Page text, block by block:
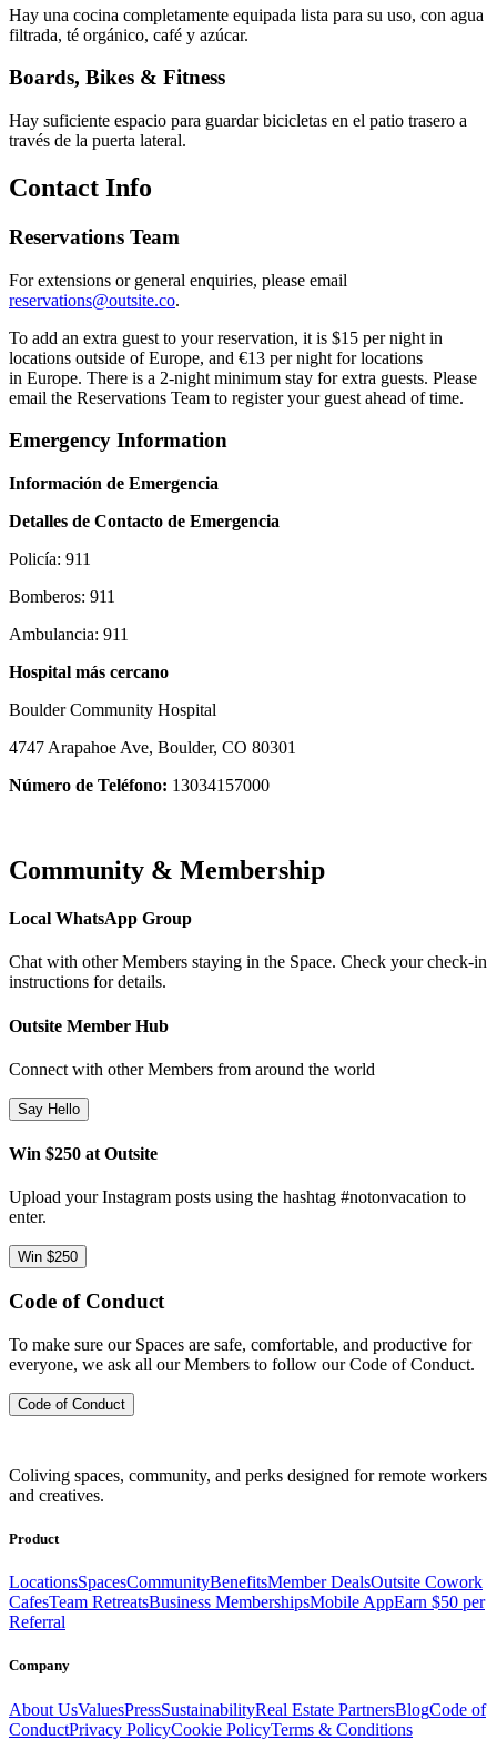
Hay una cocina completamente equipada lista para su uso, con agua
filtrada, té orgánico, café y azúcar.
Boards, Bikes & Fitness
Hay suficiente espacio para guardar bicicletas en el patio trasero a
través de la puerta lateral.
Contact Info
Reservations Team
For extensions or general enquiries, please email
reservations@outsite.co.
To add an extra guest to your reservation, it is $15 per night in
locations outside of Europe, and €13 per night for locations
in Europe. There is a 2-night minimum stay for extra guests. Please
email the Reservations Team to register your guest ahead of time.
Emergency Information
Información de Emergencia
Detalles de Contacto de Emergencia
Policía: 911
Bomberos: 911
Ambulancia: 911
Hospital más cercano
Boulder Community Hospital
4747 Arapahoe Ave, Boulder, CO 80301
Número de Teléfono: 13034157000
Community & Membership
Local WhatsApp Group
Chat with other Members staying in the Space. Check your check-in
instructions for details.
Outsite Member Hub
Connect with other Members from around the world
Say Hello
Win $250 at Outsite
Upload your Instagram posts using the hashtag #notonvacation to
enter.
Win $250
Code of Conduct
To make sure our Spaces are safe, comfortable, and productive for
everyone, we ask all our Members to follow our Code of Conduct.
Code of Conduct
Coliving spaces, community, and perks designed for remote workers
and creatives.
Product
LocationsSpacesCommunityBenefitsMember DealsOutsite Cowork
CafesTeam RetreatsBusiness MembershipsMobile AppEarn $50 per
Referral
Company
About UsValuesPressSustainabilityReal Estate PartnersBlogCode of
ConductPrivacy PolicyCookie PolicyTerms & Conditions